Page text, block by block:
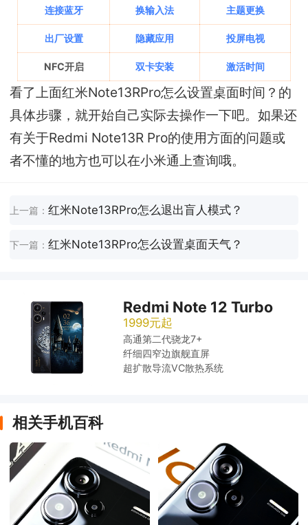
连接蓝牙 换输入法 主题更换
出厂设置 隐藏应用 投屏电视
NFC开启 双卡安装 激活时间
看了上面红米Note13RPro怎么设置桌面时间？的
具体步骤，就开始自己实际去操作一下吧。如果还
有关于Redmi Note13R Pro的使用方面的问题或
者不懂的地方也可以在小米通上查询哦。
上一篇：红米Note13RPro怎么退出盲人模式？
下一篇：红米Note13RPro怎么设置桌面天气？
Redmi Note 12 Turbo
1999元起
高通第二代骁龙7+
纤细四窄边旗舰直屏
超扩散导流VC散热系统
相关手机百科